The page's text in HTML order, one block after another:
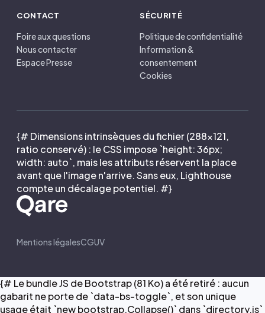
CONTACT
Foire aux questions
Nous contacter
Espace Presse
SÉCURITÉ
Politique de confidentialité
Information &
consentement
Cookies
{# Dimensions intrinsèques du fichier (288×121,
ratio conservé) : le CSS impose `height: 36px;
width: auto`, mais les attributs réservent la place
avant que l'image n'arrive. Sans eux, Lighthouse
compte un décalage potentiel. #}
Mentions légalesCGUV
{# Le bundle JS de Bootstrap (81 Ko) a été retiré : aucun
gabarit ne porte de `data-bs-toggle`, et son unique
usage était `new bootstrap.Collapse()` dans `directory.js`